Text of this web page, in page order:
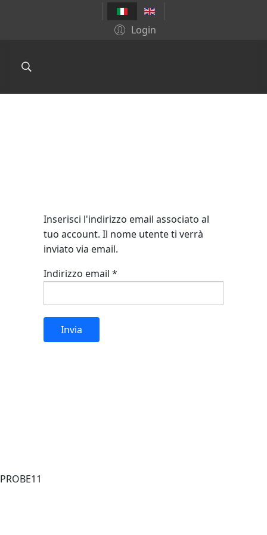
Login
Inserisci l'indirizzo email associato al
tuo account. Il nome utente ti verrà
inviato via email.
Indirizzo email *
Invia